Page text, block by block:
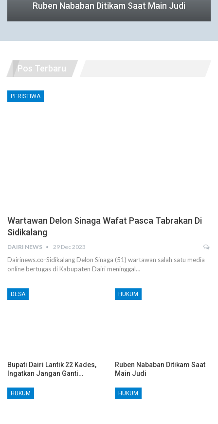
Ruben Nababan Ditikam Saat Main Judi
Pos Terbaru
PERISTIWA
Wartawan Delon Sinaga Wafat Pasca Tabrakan Di
Sidikalang
DAIRI NEWS 29 Dec 2023
Dairinews.co-Sidikalang Delon Sinaga (51) wartawan salah satu media
online bertugas di Kabupaten Dairi meninggal…
DESA
Bupati Dairi Lantik 22 Kades,
Ingatkan Jangan Ganti…
HUKUM
Ruben Nababan Ditikam Saat
Main Judi
HUKUM HUKUM